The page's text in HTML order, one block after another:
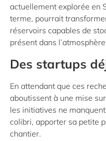
actuellement explorée en
terme, pourrait
réservoirs capables de
présent dans
Des startups
En attendant que ces
aboutissent à une mise
les initiatives ne
colibri, apporter sa petite
chantier.